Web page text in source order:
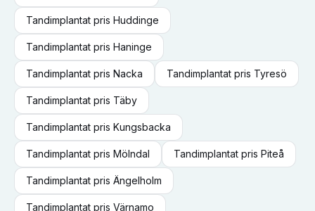
Tandimplantat pris Huddinge
Tandimplantat pris Haninge
Tandimplantat pris Nacka Tandimplantat pris Tyresö
Tandimplantat pris Täby
Tandimplantat pris Kungsbacka
Tandimplantat pris Mölndal Tandimplantat pris Piteå
Tandimplantat pris Ängelholm
Tandimplantat pris Värnamo